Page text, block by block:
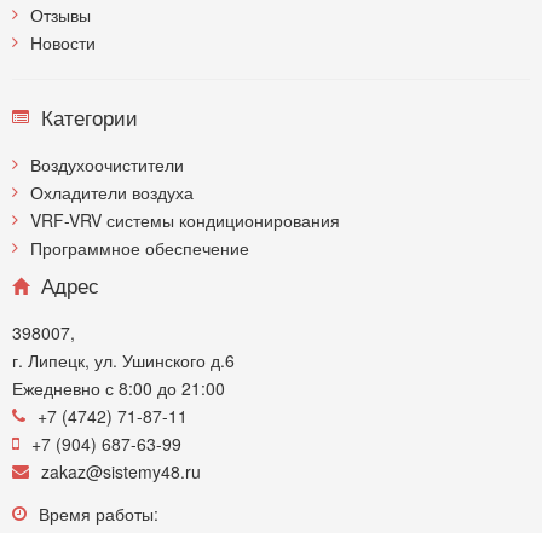
Отзывы
Новости
Категории
Воздухоочистители
Охладители воздуха
VRF-VRV системы кондиционирования
Программное обеспечение
Адрес
398007,
г. Липецк, ул. Ушинского д.6
Ежедневно с 8:00 до 21:00
+7 (4742) 71-87-11
+7 (904) 687-63-99
zakaz@sistemy48.ru
Время работы: